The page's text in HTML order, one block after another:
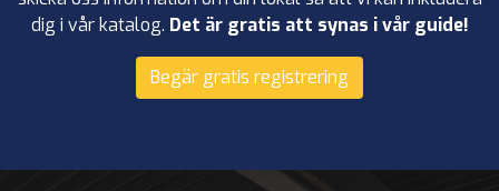
dig i vår katalog. Det är gratis att synas i vår guide!
Begär gratis registrering